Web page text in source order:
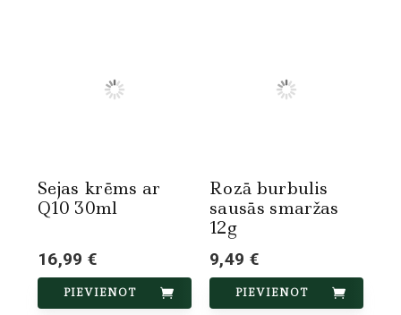
Sejas krēms ar
Q10 30ml
16,99 €
PIEVIENOT
Rozā burbulis
sausās smaržas
12g
9,49 €
PIEVIENOT